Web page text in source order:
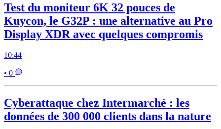
Test du moniteur 6K 32 pouces de
Kuycon, le G32P : une alternative au Pro
Display XDR avec quelques compromis
10:44
• 0
Cyberattaque chez Intermarché : les
données de 300 000 clients dans la nature